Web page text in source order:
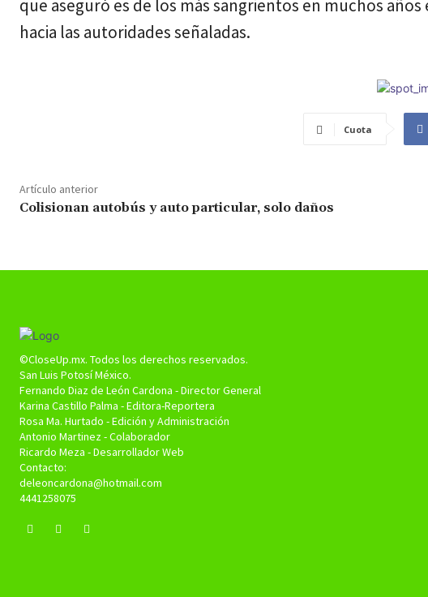
que aseguró es de los más sangrientos en muchos
hacia las autoridades señaladas.
Cuota
Artículo anterior
Colisionan autobús y auto particular, solo daños
©CloseUp.mx. Todos los derechos reservados.
San Luis Potosí México.
Fernando Diaz de León Cardona - Director General
Karina Castillo Palma - Editora-Reportera
Rosa Ma. Hurtado - Edición y Administración
Antonio Martinez - Colaborador
Ricardo Meza - Desarrollador Web
Contacto:
deleoncardona@hotmail.com
4441258075